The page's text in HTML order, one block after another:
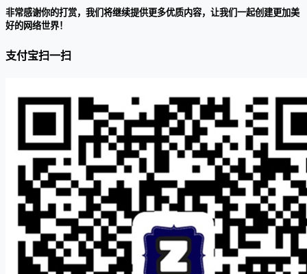
非常感谢你的打赏，我们将继续提供更多优质内容，让我们一起创建更加美
好的网络世界！
支付宝扫一扫